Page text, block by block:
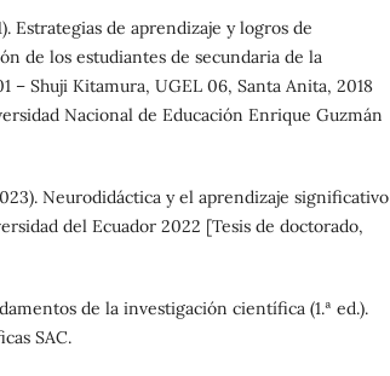
Estrategias de aprendizaje y logros de
de los estudiantes de secundaria de la
– Shuji Kitamura, UGEL 06, Santa Anita, 2018
Nacional de Educación Enrique Guzmán
Neurodidáctica y el aprendizaje significativo
del Ecuador 2022 [Tesis de doctorado,
de la investigación científica (1.ª ed.).
SAC.